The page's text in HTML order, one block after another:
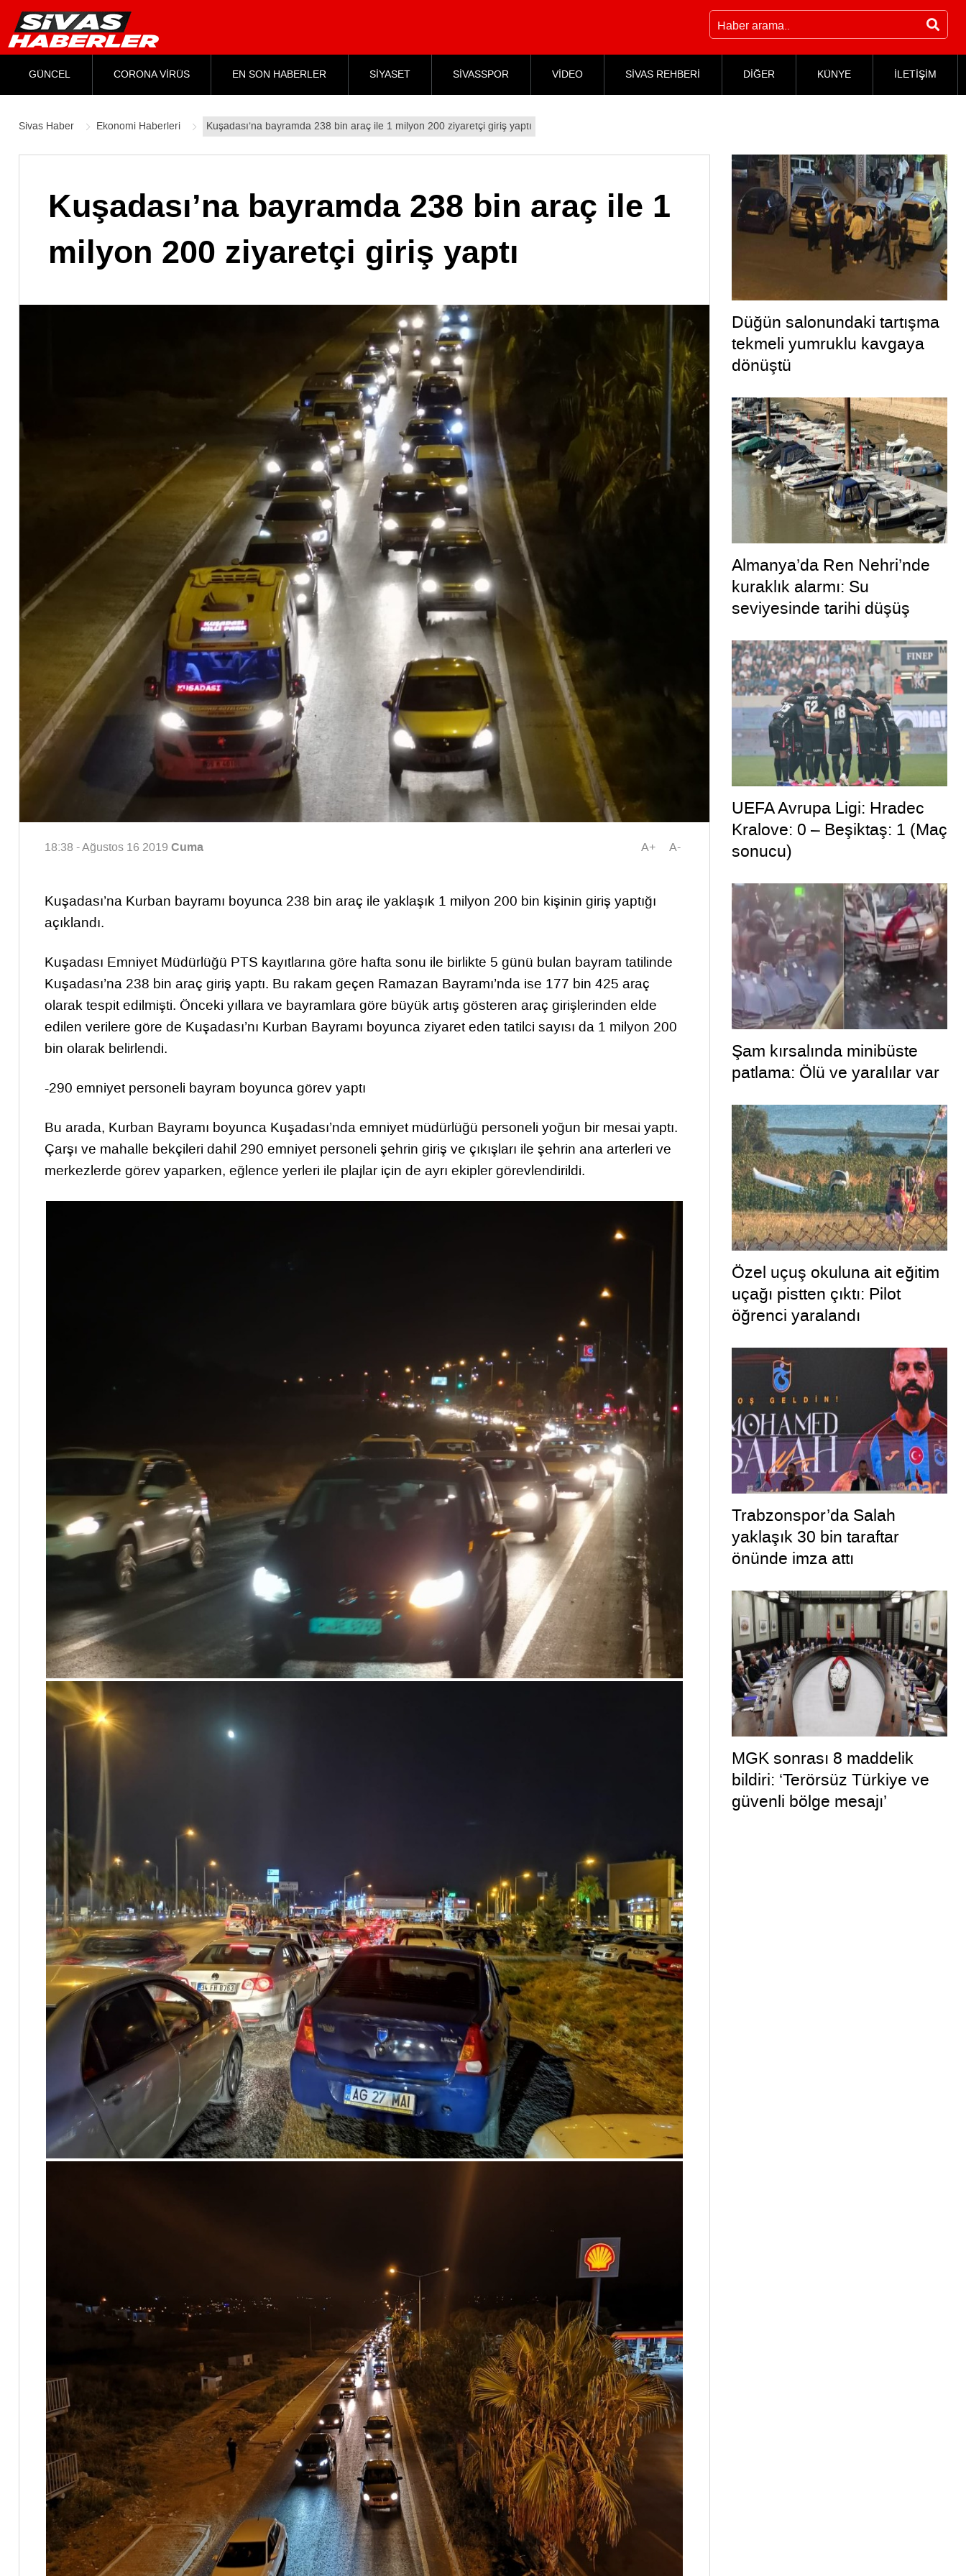
GÜNCEL CORONA VİRÜS EN SON HABERLER SİYASET SİVASSPOR VİDEO SİVAS REHBERİ DİĞER KÜNYE İLETİŞİM
Sivas Haber Ekonomi Haberleri Kuşadası’na bayramda 238 bin araç ile 1 milyon 200 ziyaretçi giriş yaptı
Kuşadası’na bayramda 238 bin araç ile 1
milyon 200 ziyaretçi giriş yaptı
18:38 - Ağustos 16 2019 Cuma A+ A-
Kuşadası’na Kurban bayramı boyunca 238 bin araç ile yaklaşık 1 milyon 200 bin kişinin giriş yaptığı
açıklandı.
Kuşadası Emniyet Müdürlüğü PTS kayıtlarına göre hafta sonu ile birlikte 5 günü bulan bayram tatilinde
Kuşadası’na 238 bin araç giriş yaptı. Bu rakam geçen Ramazan Bayramı’nda ise 177 bin 425 araç
olarak tespit edilmişti. Önceki yıllara ve bayramlara göre büyük artış gösteren araç girişlerinden elde
edilen verilere göre de Kuşadası’nı Kurban Bayramı boyunca ziyaret eden tatilci sayısı da 1 milyon 200
bin olarak belirlendi.
-290 emniyet personeli bayram boyunca görev yaptı
Bu arada, Kurban Bayramı boyunca Kuşadası’nda emniyet müdürlüğü personeli yoğun bir mesai yaptı.
Çarşı ve mahalle bekçileri dahil 290 emniyet personeli şehrin giriş ve çıkışları ile şehrin ana arterleri ve
merkezlerde görev yaparken, eğlence yerleri ile plajlar için de ayrı ekipler görevlendirildi.
Düğün salonundaki tartışma
tekmeli yumruklu kavgaya
dönüştü
Almanya’da Ren Nehri’nde
kuraklık alarmı: Su
seviyesinde tarihi düşüş
UEFA Avrupa Ligi: Hradec
Kralove: 0 – Beşiktaş: 1 (Maç
sonucu)
Şam kırsalında minibüste
patlama: Ölü ve yaralılar var
Özel uçuş okuluna ait eğitim
uçağı pistten çıktı: Pilot
öğrenci yaralandı
Trabzonspor’da Salah
yaklaşık 30 bin taraftar
önünde imza attı
MGK sonrası 8 maddelik
bildiri: ‘Terörsüz Türkiye ve
güvenli bölge mesajı’